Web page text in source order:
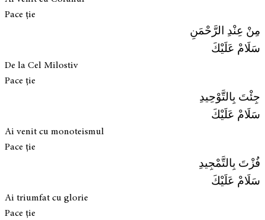
Pace ție
مِنْ عِنْدِ الرَّحْمَنِ
سَلَامْ عَلَيْكَ
De la Cel Milostiv
Pace ție
جِئْتَ بِالتَّوْحِيدِ
سَلَامْ عَلَيْكَ
Ai venit cu monoteismul
Pace ție
فُزْتَ بِالتَّمْجِيدِ
سَلَامْ عَلَيْكَ
Ai triumfat cu glorie
Pace ție